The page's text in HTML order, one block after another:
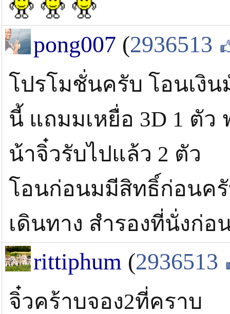
pong007 (2936513
โปรโมชั่นครับ โอนเงิ
นี้ แถมมเหยื่อ 3D 1 ตัว
น้าจิ๋วรับไปแล้ว 2 ตัว
โอนก่อนมมีสิทธิ์ก่อนค
เดินทาง สำรองที่นั่งก่อ
rittiphum (2936513
จิ๋วคร้าบจอง2ที่คราบ